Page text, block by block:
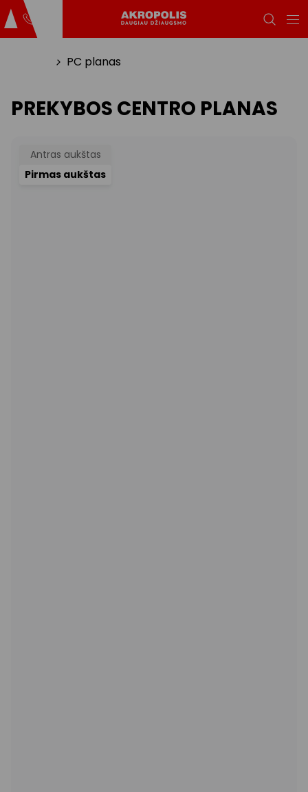
PC planas
PREKYBOS CENTRO PLANAS